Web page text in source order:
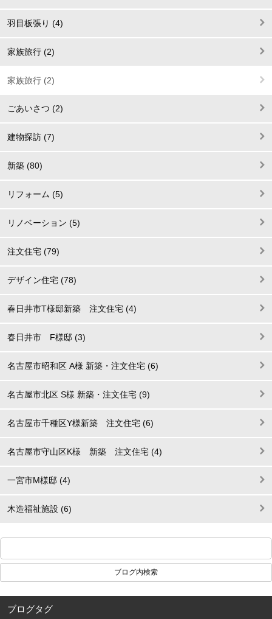
羽目板張り (4)
家族旅行 (2)
家族旅行 (2)
ごあいさつ (2)
建物探訪 (7)
新築 (80)
リフォーム (5)
リノベーション (5)
注文住宅 (79)
デザイン住宅 (78)
春日井市T様邸新築 注文住宅 (4)
春日井市 F様邸 (3)
名古屋市昭和区 A様 新築・注文住宅 (6)
名古屋市北区 S様 新築・注文住宅 (9)
名古屋市千種区Y様新築 注文住宅 (6)
名古屋市守山区K様 新築 注文住宅 (4)
一宮市M様邸 (4)
木造福祉施設 (6)
ブログタグ